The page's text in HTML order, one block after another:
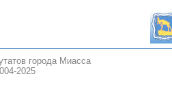
города Миасса
2025